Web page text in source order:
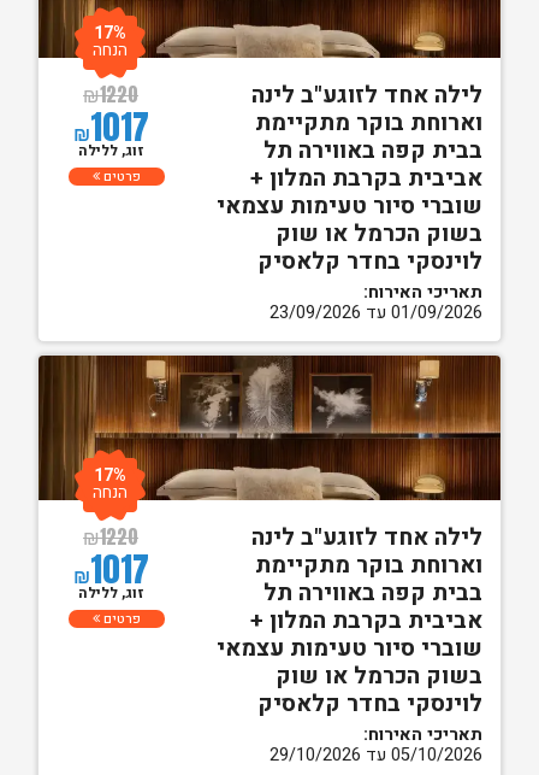
לילה אחד לזוגע"ב לינה
וארוחת בוקר מתקיימת
בבית קפה באווירה תל
אביבית בקרבת המלון +
שוברי סיור טעימות עצמאי
בשוק הכרמל או שוק
לוינסקי בחדר קלאסיק
תאריכי האירוח:
01/09/2026 עד 23/09/2026
₪1220
₪1017
17%
הנחה
זוג, ללילה
פרטים
לילה אחד לזוגע"ב לינה
וארוחת בוקר מתקיימת
בבית קפה באווירה תל
אביבית בקרבת המלון +
שוברי סיור טעימות עצמאי
בשוק הכרמל או שוק
לוינסקי בחדר קלאסיק
תאריכי האירוח:
05/10/2026 עד 29/10/2026
₪1220
₪1017
17%
הנחה
זוג, ללילה
פרטים